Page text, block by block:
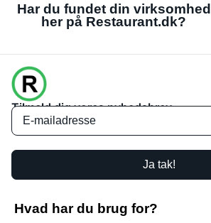
Har du fundet din virksomhed
her på Restaurant.dk?
Tilmeld dig vores nyhedsbrev
Ja tak!
Hvad har du brug for?